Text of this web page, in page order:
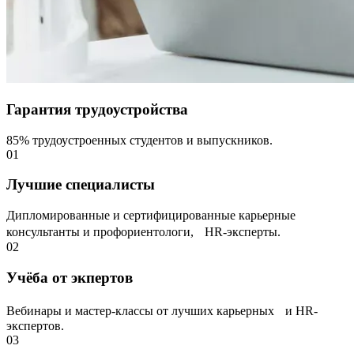
Гарантия трудоустройства
85% трудоустроенных студентов и выпускников.
01
Лучшие специалисты
Дипломированные и сертифицированные карьерные
консультанты и профориентологи, НR-эксперты.
02
Учёба от экпертов
Вебинары и мастер-классы от лучших карьерных и HR-
экспертов.
03